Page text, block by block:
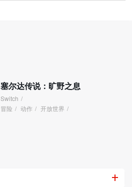
塞尔达传说：旷野之息
Switch /
冒险 / 动作 / 开放世界 /